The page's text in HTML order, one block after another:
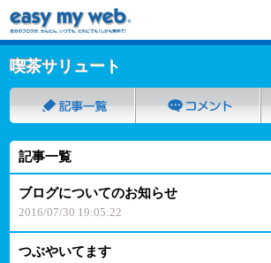
喫茶サリュート
記事一覧
ブログについてのお知らせ
2016/07/30 19:05:22
つぶやいてます